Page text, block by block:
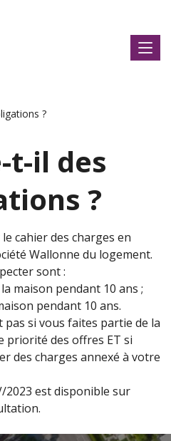
?
t-il des
?
cahier des charges en
Wallonne du logement.
sont :
maison pendant 10 ans ;
pendant 10 ans.
pas si vous faites partie de la
priorité des offres ET si
des charges annexé à votre
2023 est disponible sur